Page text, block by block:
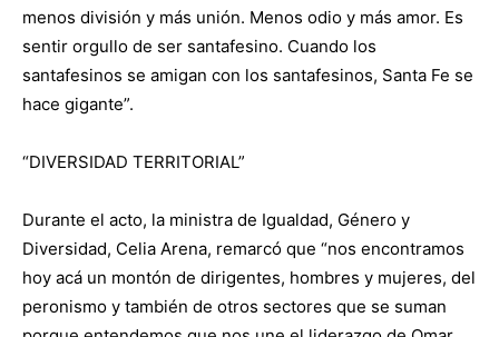
menos división y más unión. Menos odio y más amor. Es
sentir orgullo de ser santafesino. Cuando los
santafesinos se amigan con los santafesinos, Santa Fe se
hace gigante”.
“DIVERSIDAD TERRITORIAL”
Durante el acto, la ministra de Igualdad, Género y
Diversidad, Celia Arena, remarcó que “nos encontramos
hoy acá un montón de dirigentes, hombres y mujeres, del
peronismo y también de otros sectores que se suman